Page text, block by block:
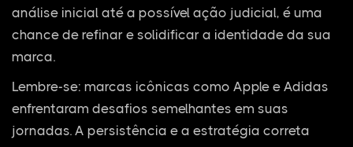
análise inicial até a possível ação judicial, é uma
chance de refinar e solidificar a identidade da sua
marca.
Lembre-se: marcas icônicas como Apple e Adidas
enfrentaram desafios semelhantes em suas
jornadas. A persistência e a estratégia correta